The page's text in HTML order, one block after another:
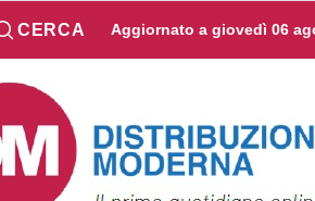
CERCA Aggiornato a giovedì 06